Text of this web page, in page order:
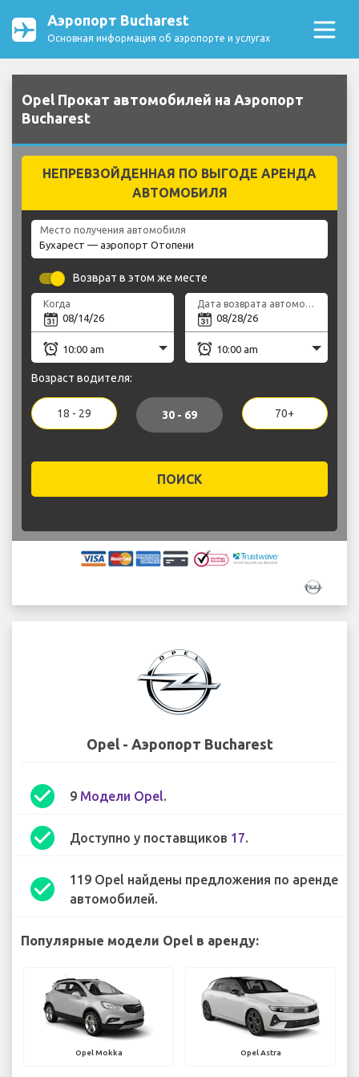
Аэропорт Bucharest
Основная информация об аэропорте и услугах
Opel Прокат автомобилей на Аэропорт
Bucharest
НЕПРЕВЗОЙДЕННАЯ ПО ВЫГОДЕ АРЕНДА
АВТОМОБИЛЯ
Место получения автомобиля
Возврат в этом же месте
Когда Дата возврата автомобиля
Возраст водителя:
18 - 29 30 - 69 70+
ПОИСК
Opel - Аэропорт Bucharest
check_circle 9 Модели Opel.
check_circle Доступно у поставщиков 17.
check_circle
119 Opel найдены предложения по аренде
автомобилей.
Популярные модели Opel в аренду:
Opel Mokka Opel Astra